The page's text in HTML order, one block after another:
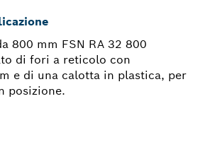
800 mm FSN RA 32 800
di fori a reticolo con
e di una calotta in plastica, per
posizione.